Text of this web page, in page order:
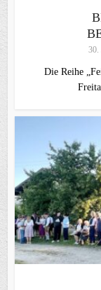
30.
Die Reihe